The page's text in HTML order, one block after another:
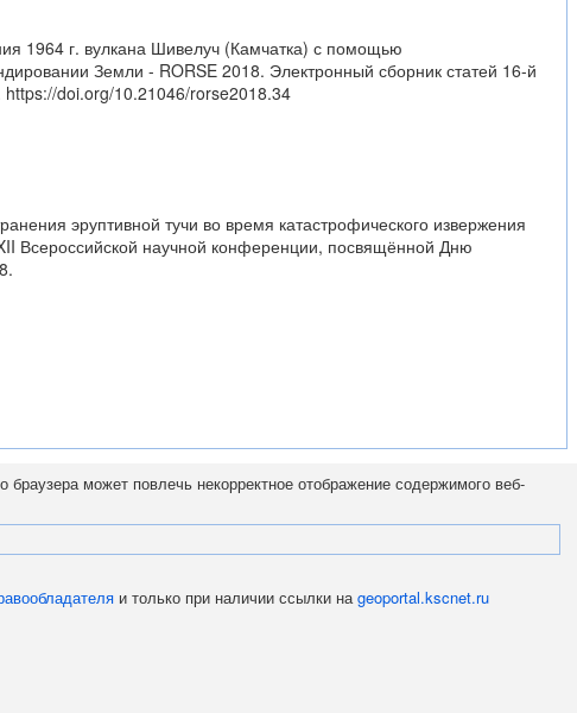
1964 г. вулкана Шивелуч (Камчатка) с помощью
Земли - RORSE 2018. Электронный сборник статей 16-й
https://doi.org/10.21046/rorse2018.34
эруптивной тучи во время катастрофического извержения
Всероссийской научной конференции, посвящённой Дню
браузера может повлечь некорректное отображение содержимого веб-
и только при наличии ссылки наgeoportal.kscnet.ru